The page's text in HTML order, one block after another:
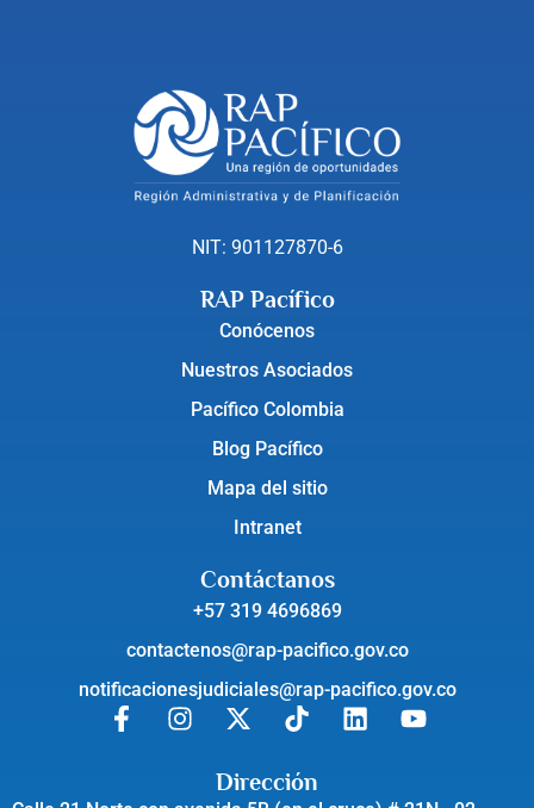
NIT: 901127870-6
RAP Pacífico
Conócenos
Nuestros Asociados
Pacífico Colombia
Blog Pacífico
Mapa del sitio
Intranet
Contáctanos
+57 319 4696869
contactenos@rap-pacifico.gov.co
notificacionesjudiciales@rap-pacifico.gov.co
Dirección